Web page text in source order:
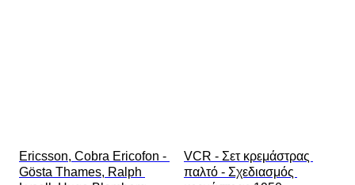
Ericsson, Cobra Ericofon -
Gösta Thames, Ralph
VCR - Σετ κρεμάστρας
παλτό - Σχεδιασμός